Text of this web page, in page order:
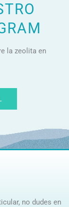
la zeolita en
no dudes en